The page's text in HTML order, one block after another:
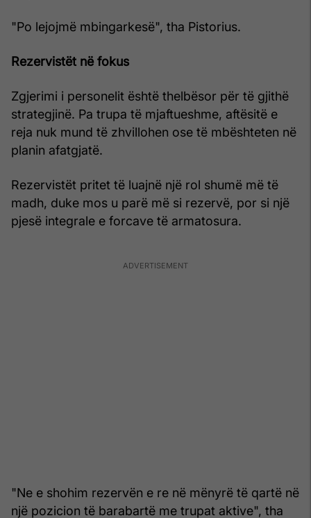
"Po lejojmë mbingarkesë", tha Pistorius.
Rezervistët në fokus
Zgjerimi i personelit është thelbësor për të gjithë
strategjinë. Pa trupa të mjaftueshme, aftësitë e
reja nuk mund të zhvillohen ose të mbështeten në
planin afatgjatë.
Rezervistët pritet të luajnë një rol shumë më të
madh, duke mos u parë më si rezervë, por si një
pjesë integrale e forcave të armatosura.
"Ne e shohim rezervën e re në mënyrë të qartë në
një pozicion të barabartë me trupat aktive", tha